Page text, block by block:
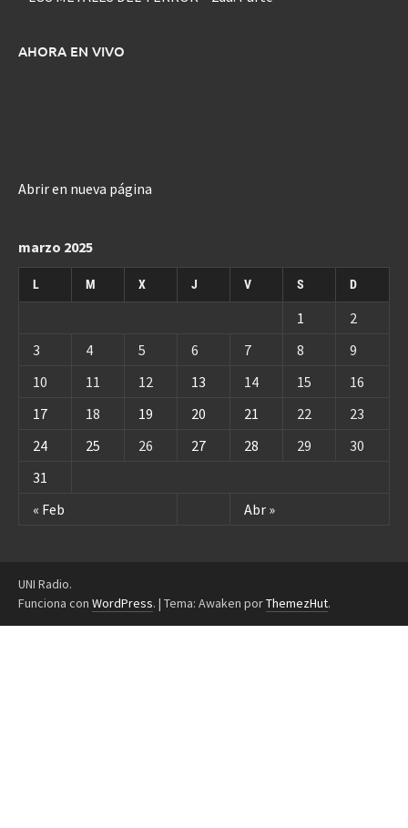
AHORA EN VIVO
Abrir en nueva página
marzo 2025
L M X J V S D
« Feb Abr »
1
2
3
4 5 6 7 8
9
10
11 12 13 14 15
16
17
18 19 20 21 22
23
24
25 26 27 28 29
30
31
UNI Radio.
Funciona con WordPress. | Tema: Awaken porThemezHut.